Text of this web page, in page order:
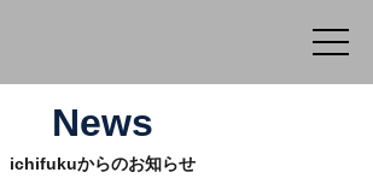
News
ichifukuからのお知らせ